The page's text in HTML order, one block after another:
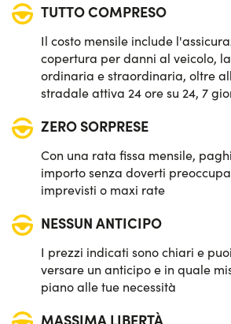
Sistema di avviso e
Sistema di frenata d'emergenza
Telecamera posteriore di
TUTTO COMPRESO
Il costo mensile include
copertura per danni al veicolo,
ordinaria e straordinaria, oltre
stradale attiva 24 ore su 24, 7
ZERO SORPRESE
Con una rata fissa mensile,
importo senza doverti
imprevisti o maxi rate
NESSUN ANTICIPO
I prezzi indicati sono chiari e
versare un anticipo e in quale
piano alle tue necessità
MASSIMA LIBERTÀ